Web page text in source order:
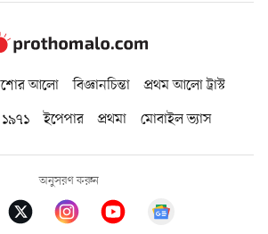
আলো বিজ্ঞানচিন্তা
প্রথম আলো ট্রাস্ট
১৯৭১ ইপেপার প্রথমা মোবাইল ভ্যাস
অনুসরণ করুন